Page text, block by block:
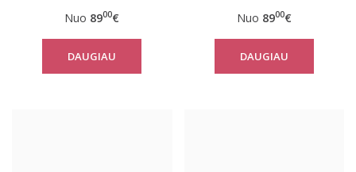
Nuo 8900€
DAUGIAU
Nuo 8900€
DAUGIAU